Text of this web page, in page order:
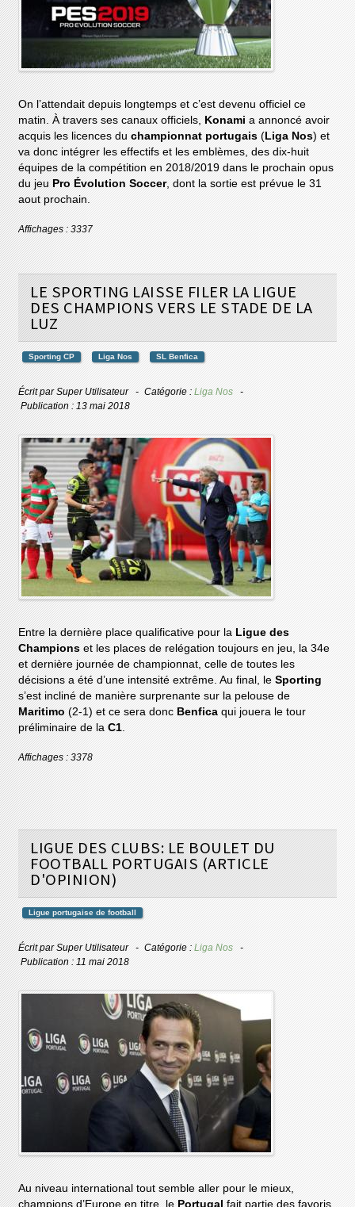
On l’attendait depuis longtemps et c’est devenu officiel ce
matin. À travers ses canaux officiels, Konamia annoncé avoir
acquis les licences duchampionnat portugais ( Liga Nos) et
va donc intégrer les effectifs et les emblèmes, des dix-huit
équipes de la compétition en 2018/2019 dans le prochain opus
du jeu Pro Évolution Soccer, dont la sortie est prévue le 31
aout prochain.
Affichages : 3337
LE SPORTING LAISSE FILER LA LIGUE
DES CHAMPIONS VERS LE STADE DE LA
LUZ
Sporting CP Liga Nos SL Benfica
Écrit parSuper Utilisateur Catégorie :Liga Nos
Publication : 13 mai 2018
Entre la dernière place qualificative pour la Ligue des
Champions et les places de relégation toujours en jeu, la 34e
et dernière journée de championnat, celle de toutes les
décisions a été d’une intensité extrême. Au final, leSporting
s’est incliné de manière surprenante sur la pelouse de
Maritimo(2-1) et ce sera donc Benficaqui jouera le tour
préliminaire de laC1.
Affichages : 3378
LIGUE DES CLUBS: LE BOULET DU
FOOTBALL PORTUGAIS (ARTICLE
D'OPINION)
Ligue portugaise de football
Écrit parSuper Utilisateur Catégorie :Liga Nos
Publication : 11 mai 2018
Au niveau international tout semble aller pour le mieux,
champions d’Europe en titre, le Portugalfait partie des favoris